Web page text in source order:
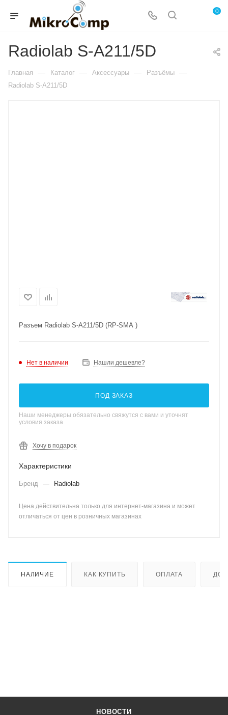
0
Radiolab S-A211/5D
Главная — Каталог — Аксессуары — Разъёмы —
Radiolab S-A211/5D
Разъем Radiolab S-A211/5D (RP-SMA )
Нет в наличии Нашли дешевле?
ПОД ЗАКАЗ
Наши менеджеры обязательно свяжутся с вами и уточнят
условия заказа
Хочу в подарок
Характеристики
Бренд — Radiolab
Цена действительна только для интернет-магазина и может
отличаться от цен в розничных магазинах
НАЛИЧИЕ КАК КУПИТЬ ОПЛАТА
НОВОСТИ